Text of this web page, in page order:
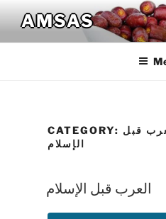
content
AMSAS
CATEGORY: قبل
الإسلام
العرب قبل الإسلام